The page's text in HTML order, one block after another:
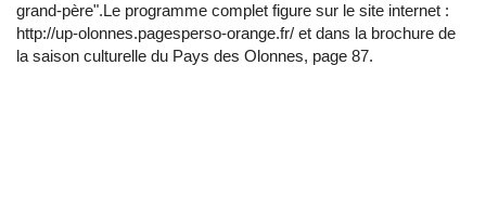
grand-père".Le programme complet figure sur le site internet :
http://up-olonnes.pagesperso-orange.fr/ et dans la brochure de
la saison culturelle du Pays des Olonnes, page 87.